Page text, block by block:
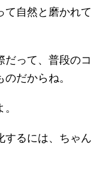
て自然と磨かれて
だって、普段のコ
だからね。
するには、ちゃん